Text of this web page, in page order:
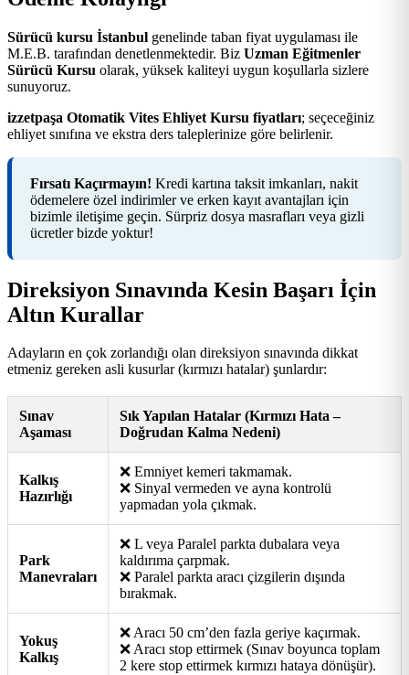
Sürücü kursu İstanbul genelinde taban fiyat uygulaması ile
M.E.B. tarafından denetlenmektedir. Biz Uzman Eğitmenler
Sürücü Kursu olarak, yüksek kaliteyi uygun koşullarla sizlere
sunuyoruz.
izzetpaşa Otomatik Vites Ehliyet Kursu fiyatları; seçeceğiniz
ehliyet sınıfına ve ekstra ders taleplerinize göre belirlenir.
Fırsatı Kaçırmayın! Kredi kartına taksit imkanları, nakit
ödemelere özel indirimler ve erken kayıt avantajları için
bizimle iletişime geçin. Sürpriz dosya masrafları veya gizli
ücretler bizde yoktur!
Direksiyon Sınavında Kesin Başarı İçin
Altın Kurallar
Adayların en çok zorlandığı olan direksiyon sınavında dikkat
etmeniz gereken asli kusurlar (kırmızı hatalar) şunlardır:
Sınav
Aşaması
Sık Yapılan Hatalar (Kırmızı Hata –
Doğrudan Kalma Nedeni)
Kalkış
Hazırlığı
❌ Emniyet kemeri takmamak.
❌ Sinyal vermeden ve ayna kontrolü
yapmadan yola çıkmak.
Park
Manevraları
❌ L veya Paralel parkta dubalara veya
kaldırıma çarpmak.
❌ Paralel parkta aracı çizgilerin dışında
bırakmak.
Yokuş
Kalkış
❌ Aracı 50 cm’den fazla geriye kaçırmak.
❌ Aracı stop ettirmek (Sınav boyunca toplam
2 kere stop ettirmek kırmızı hataya dönüşür).